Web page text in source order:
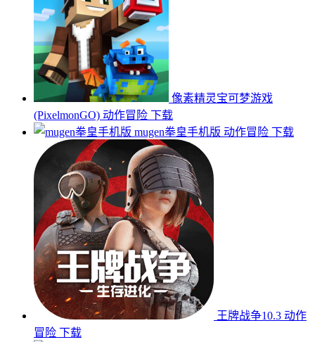
像素精灵宝可梦游戏
(PixelmonGO) 动作冒险 下载
mugen拳皇手机版 动作冒险 下载
王牌战争10.3 动作
冒险 下载